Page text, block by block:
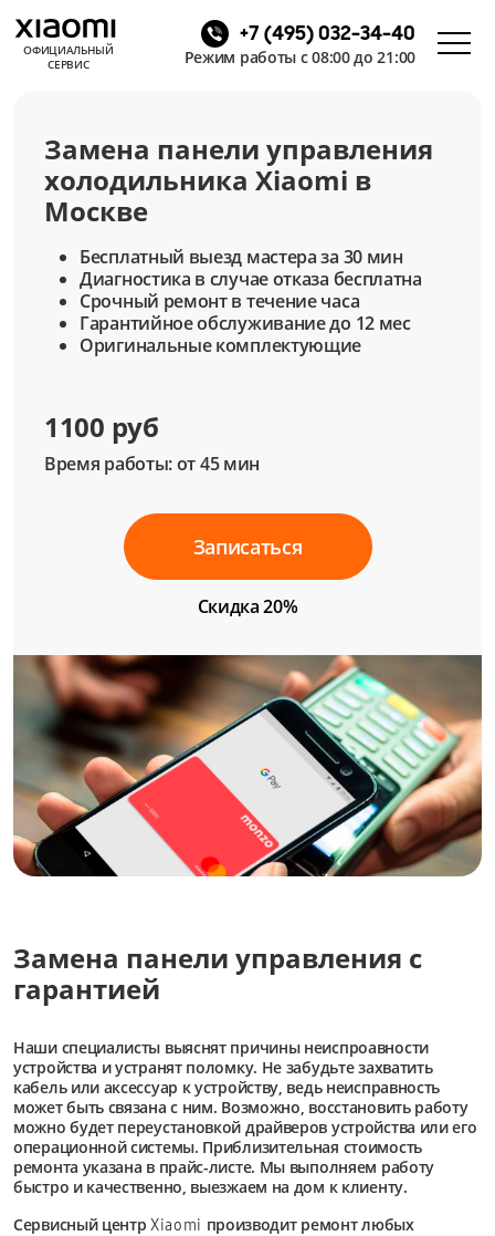
ОФИЦИАЛЬНЫЙ
СЕРВИС
+7 (495) 032-34-40
Режим работы с 08:00 до 21:00
Замена панели управления
холодильника Xiaomi в
Москве
Бесплатный выезд мастера за 30 мин
Диагностика в случае отказа бесплатна
Срочный ремонт в течение часа
Гарантийное обслуживание до 12 мес
Оригинальные комплектующие
1100 руб
Время работы: от 45 мин
Записаться
Скидка 20%
Замена панели управления с
гарантией
Наши специалисты выяснят причины неиспроавности
устройства и устранят поломку. Не забудьте захватить
кабель или аксессуар к устройству, ведь неисправность
может быть связана с ним. Возможно, восстановить работу
можно будет переустановкой драйверов устройства или его
операционной системы. Приблизительная стоимость
ремонта указана в прайс-листе. Мы выполняем работу
быстро и качественно, выезжаем на дом к клиенту.
Сервисный центрXiaomi производит ремонт любых